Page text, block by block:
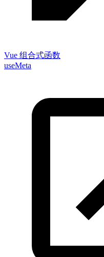
Vue 组合式函数
useMeta